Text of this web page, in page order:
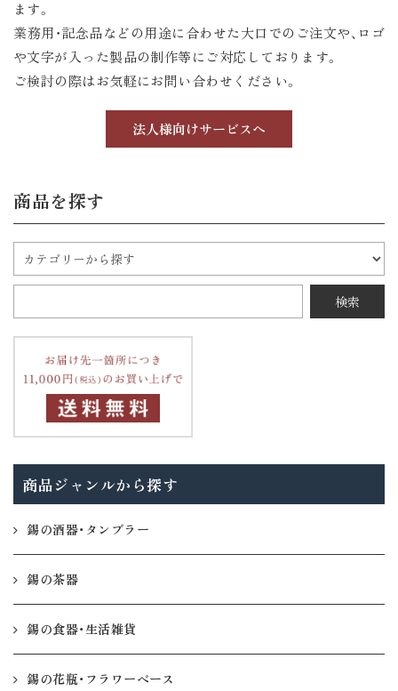
ます。
業務用・記念品などの用途に合わせた大口でのご注文や、ロゴ
や文字が入った製品の制作等にご対応しております。
ご検討の際はお気軽にお問い合わせください。
法人様向けサービスへ
商品を探す
商品ジャンルから探す
錫の酒器・タンブラー
錫の茶器
錫の食器・生活雑貨
錫の花瓶・フラワーベース